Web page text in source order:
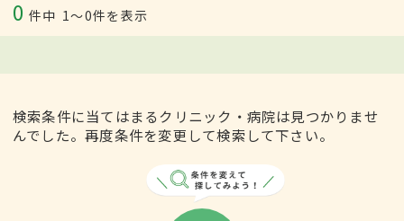
0 件中 1〜0件を表示
検索条件に当てはまるクリニック・病院は見つかりませ
んでした。再度条件を変更して検索して下さい。